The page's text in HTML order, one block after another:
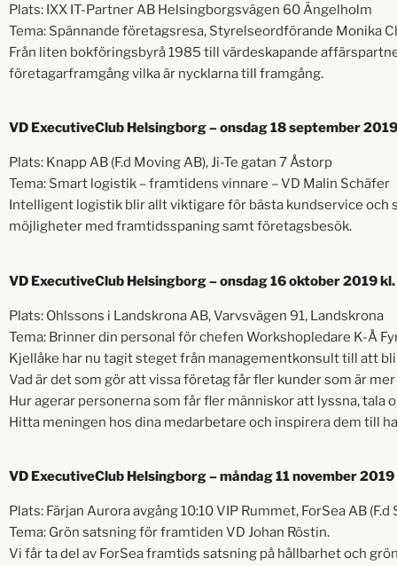
Plats: IXX IT-Partner AB Helsingborgsvägen 60 Ängelholm
Tema: Spännande företagsresa, Styrelseordförande Monika
Från liten bokföringsbyrå 1985 till värdeskapande
företagarframgång vilka är nycklarna till framgång.
VD ExecutiveClub Helsingborg – onsdag 18 september
Plats: Knapp AB (F.d Moving AB), Ji-Te gatan 7 Åstorp
Tema: Smart logistik – framtidens vinnare – VD Malin Schäfer
Intelligent logistik blir allt viktigare för bästa kundservice
möjligheter med framtidsspaning samt företagsbesök.
VD ExecutiveClub Helsingborg – onsdag 16 oktober 2019
Plats: Ohlssons i Landskrona AB, Varvsvägen 91, Landskrona
Tema: Brinner din personal för chefen Workshopledare K-Å
Kjellåke har nu tagit steget från managementkonsult till att
Vad är det som gör att vissa företag får fler kunder som är
Hur agerar personerna som får fler människor att lyssna, tala
Hitta meningen hos dina medarbetare och inspirera dem till
VD ExecutiveClub Helsingborg – måndag 11 november
Plats: Färjan Aurora avgång 10:10 VIP Rummet, ForSea AB
Tema: Grön satsning för framtiden VD Johan Röstin.
Vi får ta del av ForSea framtids satsning på hållbarhet och